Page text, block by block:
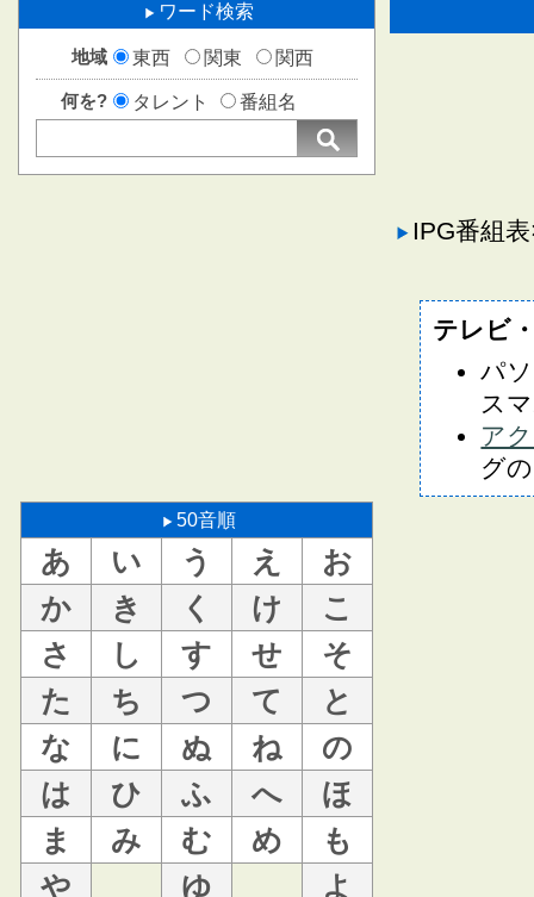
ワード検索
地域 東西 関東 関西
何を? タレント 番組名
50音順
あ い う え
お
か
き く け
こ
さ
し す せ
そ
た
ち つ て
と
な
に ぬ ね
の
は
ひ ふ へ
ほ
ま
み む め
も
や
ゆ
よ
IPG番組
テレビ
パ
ス
ア
グ